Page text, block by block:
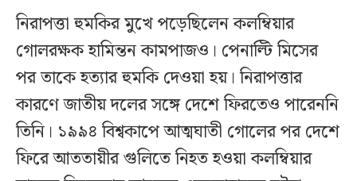
নিরাপত্তা হুমকির মুখে পড়েছিলেন কলম্বিয়ার
গোলরক্ষক হামিন্তন কামপাজও। পেনাল্টি মিসের
পর তাকে হত্যার হুমকি দেওয়া হয়। নিরাপত্তার
কারণে জাতীয় দলের সঙ্গে দেশে ফিরতেও পারেননি
তিনি। ১৯৯৪ বিশ্বকাপে আত্মঘাতী গোলের পর দেশে
ফিরে আততায়ীর গুলিতে নিহত হওয়া কলম্বিয়ার